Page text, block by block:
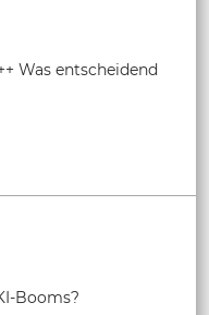
Was entscheidend
Booms?